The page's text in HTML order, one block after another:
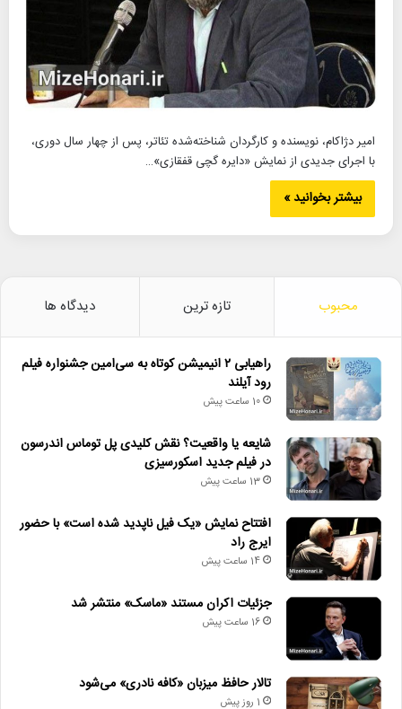
امیر دژاکام، نویسنده و کارگردان شناخته‌شده تئاتر، پس از چهار سال دوری،
با اجرای جدیدی از نمایش «دایره گچی قفقازی»…
بیشتر بخوانید »
محبوب تازه ترین دیدگاه ها
راهیابی ۲ انیمیشن کوتاه به سی‌امین جشنواره فیلم
رود آیلند
10 ساعت پیش
شایعه یا واقعیت؟ نقش کلیدی پل توماس اندرسون
در فیلم جدید اسکورسیزی
13 ساعت پیش
افتتاح نمایش «یک فیل ناپدید شده است» با حضور
ایرج راد
14 ساعت پیش
جزئیات اکران مستند «ماسک» منتشر شد
16 ساعت پیش
تالار حافظ میزبان «کافه نادری» می‌شود
1 روز پیش